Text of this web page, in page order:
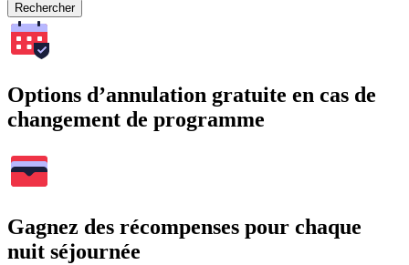
Rechercher
Options d’annulation gratuite en cas de
changement de programme
Gagnez des récompenses pour chaque
nuit séjournée